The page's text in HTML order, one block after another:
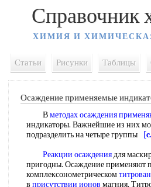
Справочник
ХИМИЯ И
Статьи Рисунки Таблицы
Осаждение применяемые
Вметодах осаждения
индикаторы. Важнейшие из них
подразделить на четыре группы
Реакции осаждениядля
пригодны. Осаждение применяют
комплексонометрическом
в присутствии ионов магния.